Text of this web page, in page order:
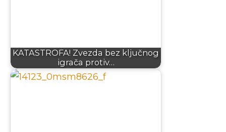
KATASTROFA! Zvezda bez ključnog
igrača protiv…